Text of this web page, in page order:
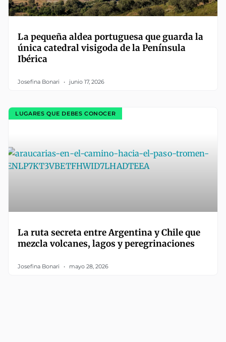
La pequeña aldea portuguesa que guarda la
única catedral visigoda de la Península
Ibérica
Josefina Bonari junio 17, 2026
LUGARES QUE DEBES CONOCER
La ruta secreta entre Argentina y Chile que
mezcla volcanes, lagos y peregrinaciones
Josefina Bonari mayo 28, 2026